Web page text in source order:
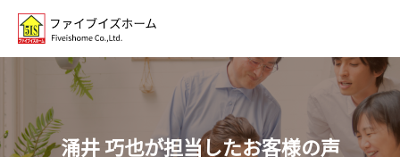
涌井 巧也が担当したお客様の声